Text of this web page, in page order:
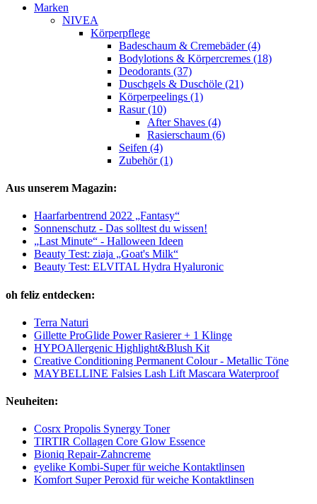
Marken
NIVEA
Körperpflege
Badeschaum & Cremebäder (4)
Bodylotions & Körpercremes (18)
Deodorants (37)
Duschgels & Duschöle (21)
Körperpeelings (1)
Rasur (10)
After Shaves (4)
Rasierschaum (6)
Seifen (4)
Zubehör (1)
Aus unserem Magazin:
Haarfarbentrend 2022 „Fantasy“
Sonnenschutz - Das solltest du wissen!
„Last Minute“ - Halloween Ideen
Beauty Test: ziaja „Goat's Milk“
Beauty Test: ELVITAL Hydra Hyaluronic
oh feliz entdecken:
Terra Naturi
Gillette ProGlide Power Rasierer + 1 Klinge
HYPOAllergenic Highlight&Blush Kit
Creative Conditioning Permanent Colour - Metallic Töne
MAYBELLINE Falsies Lash Lift Mascara Waterproof
Neuheiten:
Cosrx Propolis Synergy Toner
TIRTIR Collagen Core Glow Essence
Bioniq Repair-Zahncreme
eyelike Kombi-Super für weiche Kontaktlinsen
Komfort Super Peroxid für weiche Kontaktlinsen